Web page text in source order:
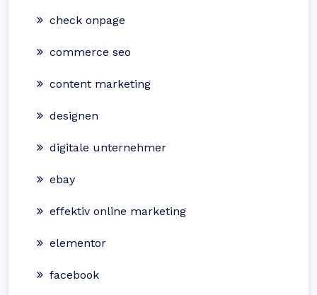
check onpage
commerce seo
content marketing
designen
digitale unternehmer
ebay
effektiv online marketing
elementor
facebook